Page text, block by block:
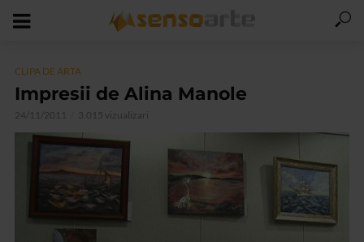
CLIPA DE ARTA
Impresii de Alina Manole
24/11/2011 3.015 vizualizari